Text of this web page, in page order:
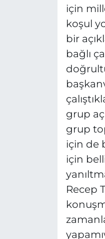
için
koşul
bir
bağlı
grup
grup
için de
için
Recep